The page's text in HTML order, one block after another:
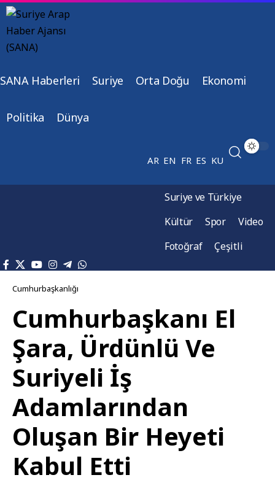
SANA Haberleri Suriye Orta Doğu Ekonomi
Politika Dünya
AR EN FR ES KU
Suriye ve Türkiye
Kültür
Spor
Video
Fotoğraf
Çeşitli
Cumhurbaşkanlığı
Cumhurbaşkanı El
Şara, Ürdünlü Ve
Suriyeli İş
Adamlarından
Oluşan Bir Heyeti
Kabul Etti